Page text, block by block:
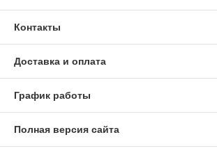
Контакты
Доставка и оплата
График работы
Полная версия сайта